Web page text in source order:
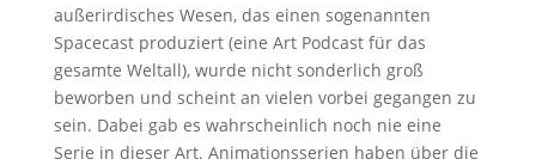
außerirdisches Wesen, das einen sogenannten
Spacecast produziert (eine Art Podcast für das
gesamte Weltall), wurde nicht sonderlich groß
beworben und scheint an vielen vorbei gegangen zu
sein. Dabei gab es wahrscheinlich noch nie eine
Serie in dieser Art. Animationsserien haben über die